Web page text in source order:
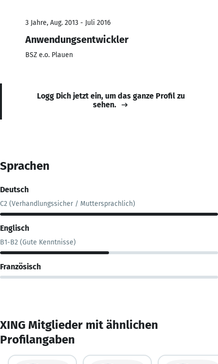
3 Jahre, Aug. 2013 - Juli 2016
Anwendungsentwickler
BSZ e.o. Plauen
Logg Dich jetzt ein, um das ganze Profil zu
sehen.
Sprachen
Deutsch
C2 (Verhandlungssicher / Muttersprachlich)
Englisch
B1-B2 (Gute Kenntnisse)
Französisch
XING Mitglieder mit ähnlichen
Profilangaben